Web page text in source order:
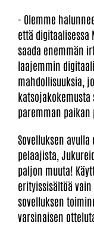
- Olemme
että digitaalisessa
saada enemmän
laajemmin
mahdollisuuksia,
katsojakokemusta
paremman paikan
Sovelluksen
pelaajista,
paljon muuta!
erityissisältöä
sovelluksen
varsinaisen